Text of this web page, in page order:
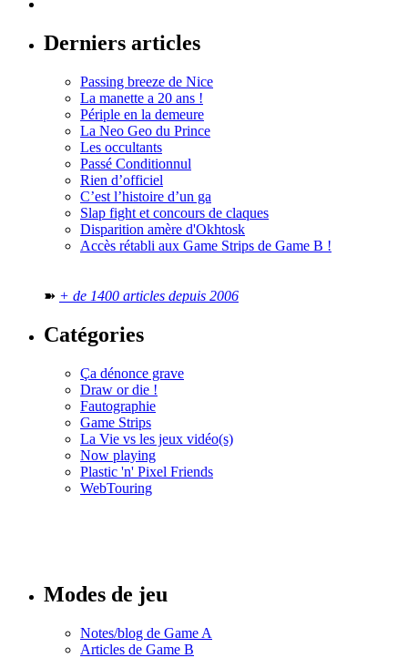
Derniers articles
Passing breeze de Nice
La manette a 20 ans !
Périple en la demeure
La Neo Geo du Prince
Les occultants
Passé Conditionnul
Rien d’officiel
C’est l’histoire d’un ga
Slap fight et concours de claques
Disparition amère d'Okhtosk
Accès rétabli aux Game Strips de Game B !
➽ + de 1400 articles depuis 2006
Catégories
Ça dénonce grave
Draw or die !
Fautographie
Game Strips
La Vie vs les jeux vidéo(s)
Now playing
Plastic 'n' Pixel Friends
WebTouring
Modes de jeu
Notes/blog de Game A
Articles de Game B